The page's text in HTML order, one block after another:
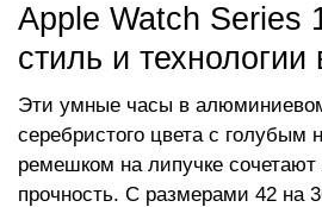
Apple Watch Series
стиль и технологии
Эти умные часы в
серебристого цвета с голубым
ремешком на липучке сочетают
прочность. С размерами 42 на